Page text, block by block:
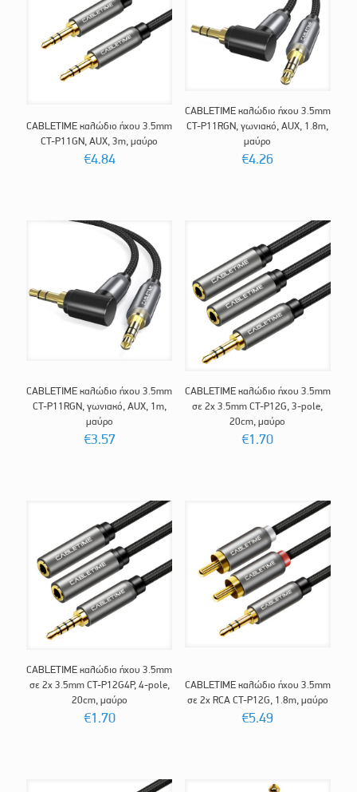
CABLETIME καλώδιο ήχου 3.5mm
CT-P11GN, AUX, 3m, μαύρο
€4.84
CABLETIME καλώδιο ήχου 3.5mm
CT-P11RGN, γωνιακό, AUX, 1.8m,
μαύρο
€4.26
CABLETIME καλώδιο ήχου 3.5mm
CT-P11RGN, γωνιακό, AUX, 1m,
μαύρο
€3.57
CABLETIME καλώδιο ήχου 3.5mm
σε 2x 3.5mm CT-P12G, 3-pole,
20cm, μαύρο
€1.70
CABLETIME καλώδιο ήχου 3.5mm
σε 2x 3.5mm CT-P12G4P, 4-pole,
20cm, μαύρο
€1.70
CABLETIME καλώδιο ήχου 3.5mm
σε 2x RCA CT-P12G, 1.8m, μαύρο
€5.49